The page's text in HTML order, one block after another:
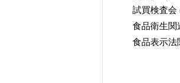
試買検査会
食品衛生関
食品表示法